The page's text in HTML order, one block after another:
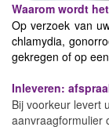
Waarom wordt
Op verzoek van
chlamydia,
gekregen of op
Inleveren:
Bij voorkeur levert
aanvraagformulier